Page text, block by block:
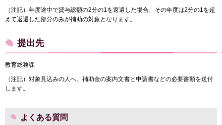
（注記）年度途中で貸与総額の2分の1を返還した場合、その年度は2分の1を超
えて返還した部分のみが補助の対象となります。
提出先
教育総務課
（注記）対象見込みの人へ、補助金の案内文書と申請書などの必要書類を送付
します。
よくある質問